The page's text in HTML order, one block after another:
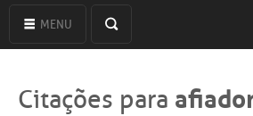
MENU
Citações para